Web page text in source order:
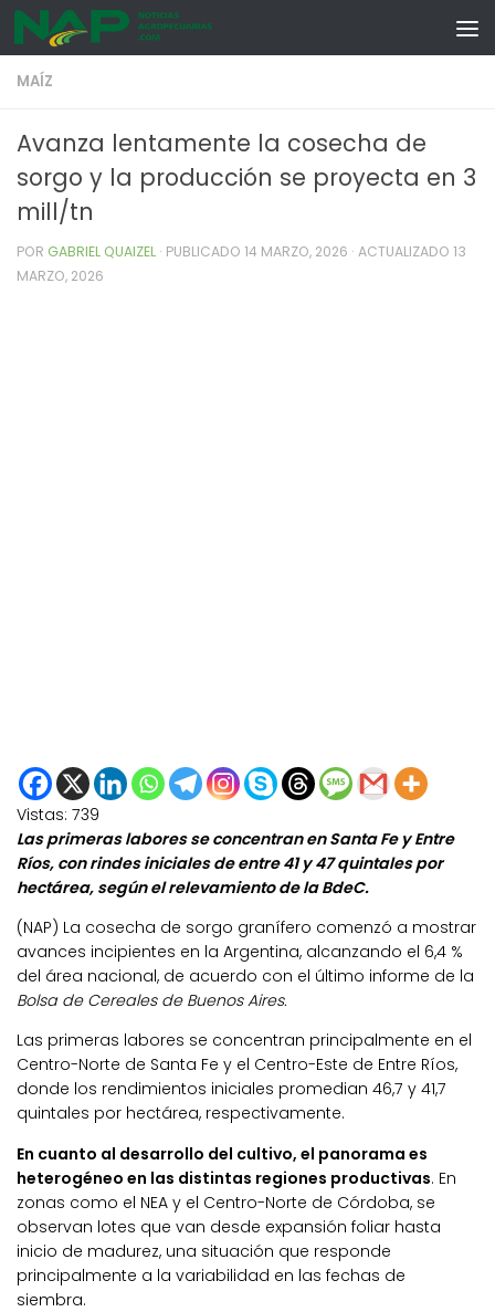
Skip to content
MAÍZ
Avanza lentamente la cosecha de
sorgo y la producción se proyecta en 3
mill/tn
POR GABRIEL QUAIZEL · PUBLICADO 14 MARZO, 2026 · ACTUALIZADO 13
MARZO, 2026
Vistas: 739
Las primeras labores se concentran en Santa Fe y Entre
Ríos, con rindes iniciales de entre 41 y 47 quintales por
hectárea, según el relevamiento de la BdeC.
(NAP) La cosecha de sorgo granífero comenzó a mostrar
avances incipientes en la Argentina, alcanzando el 6,4 %
del área nacional, de acuerdo con el último informe de la
Bolsa de Cereales de Buenos Aires.
Las primeras labores se concentran principalmente en el
Centro-Norte de Santa Fe y el Centro-Este de Entre Ríos,
donde los rendimientos iniciales promedian 46,7 y 41,7
quintales por hectárea, respectivamente.
En cuanto al desarrollo del cultivo, el panorama es
heterogéneo en las distintas regiones productivas. En
zonas como el NEA y el Centro-Norte de Córdoba, se
observan lotes que van desde expansión foliar hasta
inicio de madurez, una situación que responde
principalmente a la variabilidad en las fechas de
siembra.